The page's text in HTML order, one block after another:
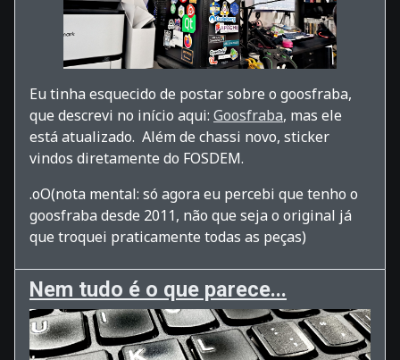
Eu tinha esquecido de postar sobre o goosfraba,
que descrevi no início aqui: Goosfraba, mas ele
está atualizado. Além de chassi novo, sticker
vindos diretamente do FOSDEM.
.oO(nota mental: só agora eu percebi que tenho o
goosfraba desde 2011, não que seja o original já
que troquei praticamente todas as peças)
Nem tudo é o que parece...